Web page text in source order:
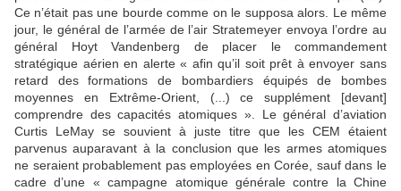
Ce n’était pas une bourde comme on le supposa alors. Le même
jour, le général de l’armée de l’air Stratemeyer envoya l’ordre au
général Hoyt Vandenberg de placer le commandement
stratégique aérien en alerte « afin qu’il soit prêt à envoyer sans
retard des formations de bombardiers équipés de bombes
moyennes en Extrême-Orient, (...) ce supplément [devant]
comprendre des capacités atomiques ». Le général d’aviation
Curtis LeMay se souvient à juste titre que les CEM étaient
parvenus auparavant à la conclusion que les armes atomiques
ne seraient probablement pas employées en Corée, sauf dans le
cadre d’une « campagne atomique générale contre la Chine